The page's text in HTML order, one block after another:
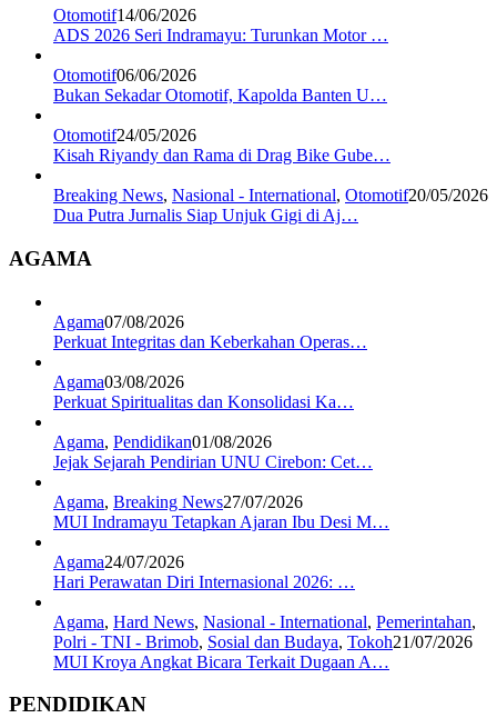
Otomotif14/06/2026
ADS 2026 Seri Indramayu: Turunkan Motor …
Otomotif06/06/2026
Bukan Sekadar Otomotif, Kapolda Banten U…
Otomotif24/05/2026
Kisah Riyandy dan Rama di Drag Bike Gube…
Breaking News, Nasional - International, Otomotif20/05/2026
Dua Putra Jurnalis Siap Unjuk Gigi di Aj…
AGAMA
Agama07/08/2026
Perkuat Integritas dan Keberkahan Operas…
Agama03/08/2026
Perkuat Spiritualitas dan Konsolidasi Ka…
Agama, Pendidikan01/08/2026
Jejak Sejarah Pendirian UNU Cirebon: Cet…
Agama, Breaking News27/07/2026
MUI Indramayu Tetapkan Ajaran Ibu Desi M…
Agama24/07/2026
Hari Perawatan Diri Internasional 2026: …
Agama, Hard News, Nasional - International, Pemerintahan,
Polri - TNI - Brimob, Sosial dan Budaya, Tokoh21/07/2026
MUI Kroya Angkat Bicara Terkait Dugaan A…
PENDIDIKAN